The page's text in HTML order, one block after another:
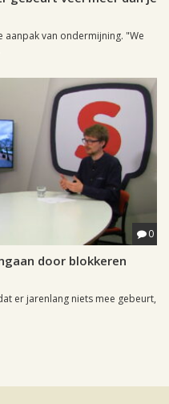
van ondermijning. "We
0
door blokkeren
er jarenlang niets mee gebeurt,